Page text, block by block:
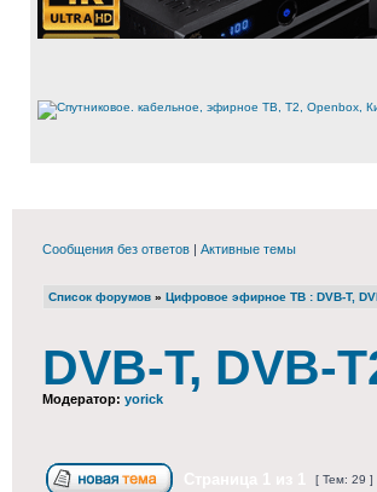
Сообщения без ответов | Активные темы
Список форумов » Цифровое эфирное ТВ : DVB-T,
DVB-T, DVB-
Модератор: yorick
[ Тем: 29 ]